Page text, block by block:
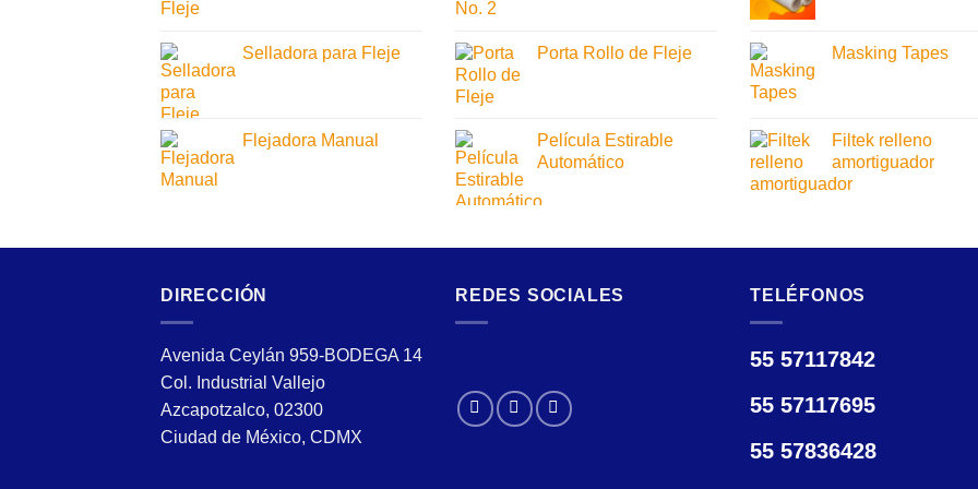
Selladora para Fleje
Flejadora Manual
Porta Rollo de Fleje
Película Estirable
Automático
Masking Tapes
Filtek relleno
amortiguador
DIRECCIÓN
Avenida Ceylán 959-BODEGA 14
Col. Industrial Vallejo
Azcapotzalco, 02300
Ciudad de México, CDMX
REDES SOCIALES TELÉFONOS
55 57117842
55 57117695
55 57836428